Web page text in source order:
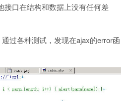
接口在结构和数据上没有任何差
过各种测试，发现在ajax的error函